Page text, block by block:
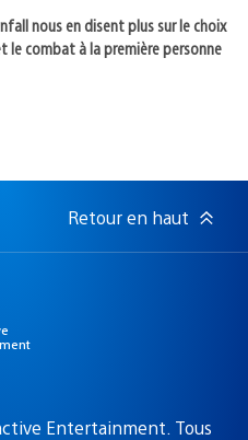
nous en disent plus sur le choix
le combat à la première personne
Retour en haut
Entertainment. Tous